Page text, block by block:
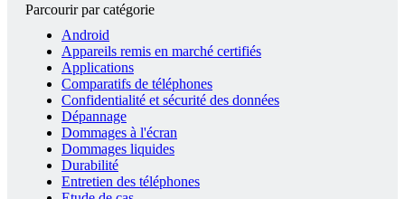
Parcourir par catégorie
Android
Appareils remis en marché certifiés
Applications
Comparatifs de téléphones
Confidentialité et sécurité des données
Dépannage
Dommages à l'écran
Dommages liquides
Durabilité
Entretien des téléphones